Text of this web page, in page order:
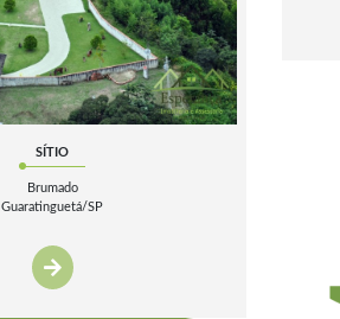
SÍTIO
Brumado
Guaratinguetá/SP